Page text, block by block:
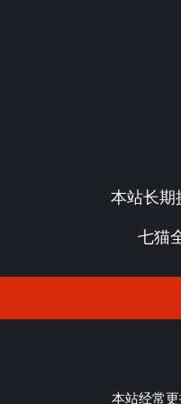
本站长期
七猫
本站经常